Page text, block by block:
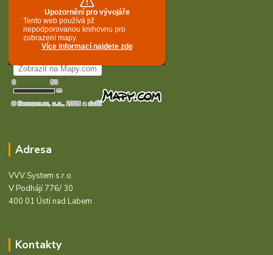
Adresa
VVV System s.r.o.
V Podhájí 776/ 30
400 01 Ústí nad Labem
Kontakty